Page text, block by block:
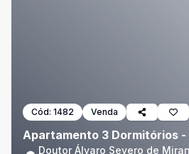
Cód: 1482 Venda
Apartamento 3 Dormitórios -
Doutor Álvaro Severo de